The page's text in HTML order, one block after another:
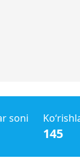
soni
145